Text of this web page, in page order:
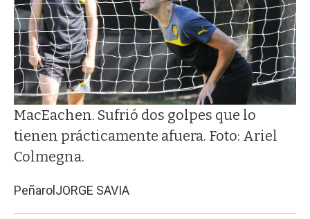
MacEachen. Sufrió dos golpes que lo
tienen prácticamente afuera. Foto: Ariel
Colmegna.
Peñarol JORGE SAVIA